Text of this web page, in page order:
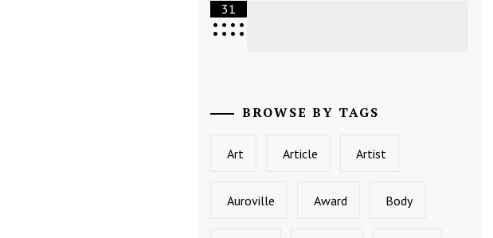
31
• • • •
• • • •
BROWSE BY TAGS
Art Article Artist
Auroville Award Body